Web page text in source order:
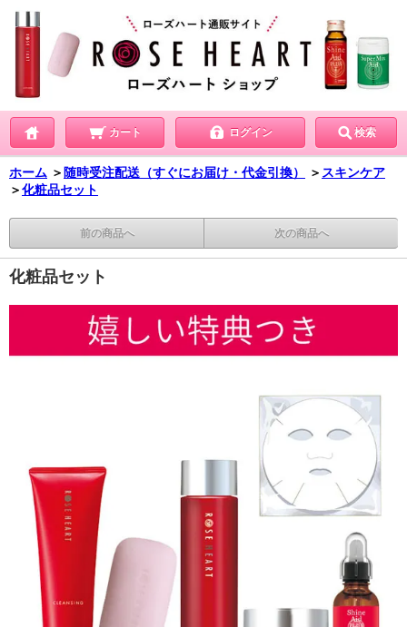
カート ログイン 検索
ホーム ＞ 随時受注配送（すぐにお届け・代金引換） ＞ スキンケア
＞化粧品セット
前の商品へ 次の商品へ
化粧品セット